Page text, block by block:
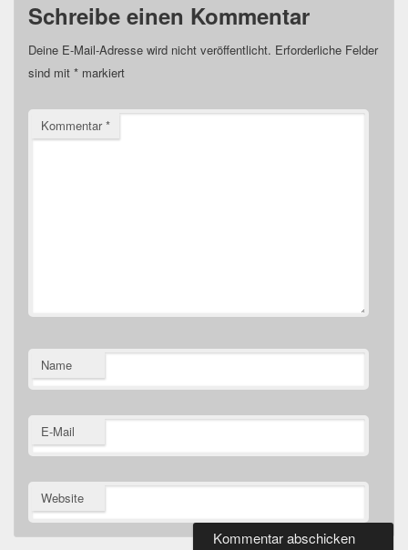
Schreibe einen Kommentar
Deine E-Mail-Adresse wird nicht veröffentlicht. Erforderliche Felder
sind mit * markiert
Kommentar*
Name
E-Mail
Website